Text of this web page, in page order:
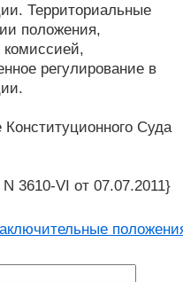
Территориальные
положения,
комиссией,
регулирование в
Суда
3610-VI от 07.07.2011}